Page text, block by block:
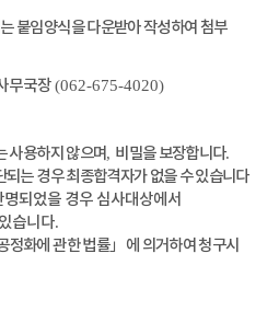
붙임양식을 다운받아 작성하여 첨부
무국장(062-675-4020)
사용하지 않으며, 비밀을 보장합니다.
는 경우 최종합격자가 없을 수 있습니다
되었을 경우 심사대상에서
습니다.
정화에 관한 법률」 에 의거하여 청구시